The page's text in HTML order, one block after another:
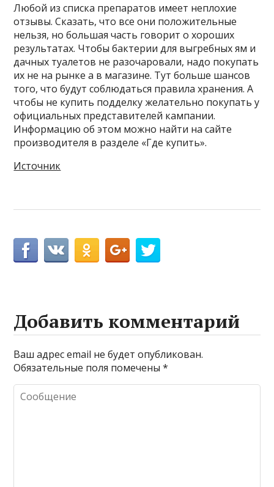
Любой из списка препаратов имеет неплохие
отзывы. Сказать, что все они положительные
нельзя, но большая часть говорит о хороших
результатах. Чтобы бактерии для выгребных ям и
дачных туалетов не разочаровали, надо покупать
их не на рынке а в магазине. Тут больше шансов
того, что будут соблюдаться правила хранения. А
чтобы не купить подделку желательно покупать у
официальных представителей кампании.
Информацию об этом можно найти на сайте
производителя в разделе «Где купить».
Источник
Добавить комментарий
Ваш адрес email не будет опубликован.
Обязательные поля помечены*